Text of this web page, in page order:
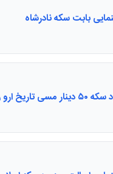
بابت سکه نادرشاه
تاریخ ارو راهنمایی بفرماید